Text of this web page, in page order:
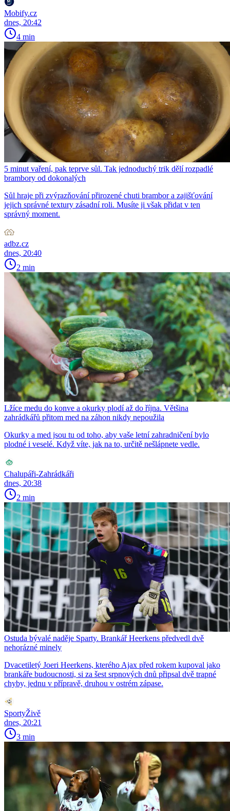
Mobify.cz
dnes, 20:42
4 min
5 minut vaření, pak teprve sůl. Tak jednoduchý trik dělí rozpadlé
brambory od dokonalých
Sůl hraje při zvýrazňování přirozené chuti brambor a zajišťování
jejich správné textury zásadní roli. Musíte ji však přidat v ten
správný moment.
adbz.cz
dnes, 20:40
2 min
Lžíce medu do konve a okurky plodí až do října. Většina
zahrádkářů přitom med na záhon nikdy nepoužila
Okurky a med jsou tu od toho, aby vaše letní zahradničení bylo
plodné i veselé. Když víte, jak na to, určitě nešlápnete vedle.
Chalupáři-Zahrádkáři
dnes, 20:38
2 min
Ostuda bývalé naděje Sparty. Brankář Heerkens předvedl dvě
nehorázné minely
Dvacetiletý Joeri Heerkens, kterého Ajax před rokem kupoval jako
brankáře budoucnosti, si za šest srpnových dnů připsal dvě trapné
chyby, jednu v přípravě, druhou v ostrém zápase.
SportyŽivě
dnes, 20:21
3 min